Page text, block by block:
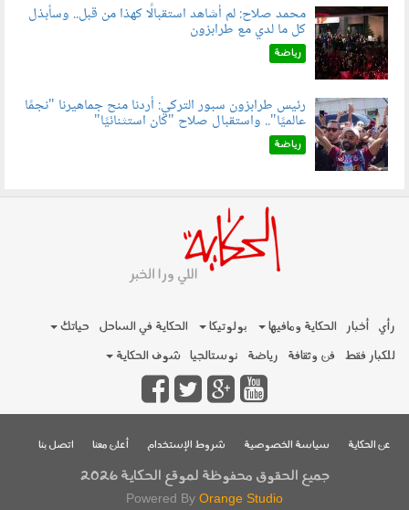
060802.jpg
محمد صلاح: لم أشاهد استقبالًا كهذا من قبل.. وسأبذل
كل ما لدي مع طرابزون
رياضة
060803.jpg
رئيس طرابزون سبور التركي: أردنا منح جماهيرنا "نجمًا
عالميًا".. واستقبال صلاح "كان استثنائيًا"
رياضة
رأي أخبار الحكاية ومافيها بولوتيكا الحكاية في الساحل
حياتك
للكبار فقط فن وثقافة رياضة نوستالجيا شوف الحكاية
عن الحكاية سياسة الخصوصية شروط الإستخدام أعلن معنا اتصل بنا
جميع الحقوق محفوظة لموقع الحكاية 2026
Powered By Orange Studio